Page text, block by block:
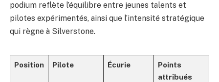
podium reflète l’équilibre entre jeunes talents et
pilotes expérimentés, ainsi que l’intensité stratégique
qui règne à Silverstone.
Position Pilote Écurie
Points
attribués